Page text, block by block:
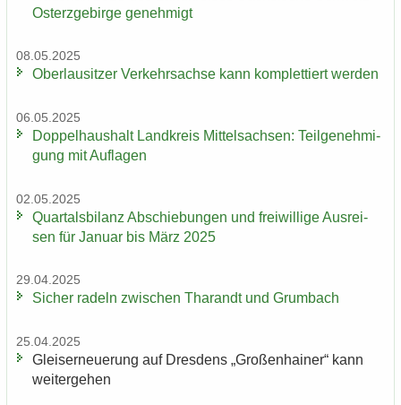
Osterzgebirge ge­neh­migt
08.05.2025
Ober­lau­sit­zer Ver­kehrs­ach­se kann kom­plet­tiert wer­den
06.05.2025
Dop­pel­haus­halt Land­kreis Mit­tel­sach­sen: Teil­ge­neh­mi­
gung mit Auf­la­gen
02.05.2025
Quar­tals­bi­lanz Ab­schie­bun­gen und frei­wil­li­ge Aus­rei­
sen für Ja­nu­ar bis März 2025
29.04.2025
Si­cher ra­deln zwi­schen Tha­randt und Grum­bach
25.04.2025
Gleis­er­neue­rung auf Dres­dens „Gro­ßen­hai­ner“ kann
wei­ter­ge­hen